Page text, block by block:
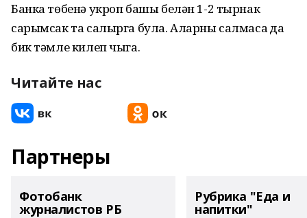
Банка төбенә укроп башы белән 1-2 тырнак
сарымсак та салырга була. Аларны салмасаң да
бик тәмле килеп чыга.
Читайте нас
Партнеры
Фотобанк
журналистов РБ
Рубрика "Еда и
напитки"